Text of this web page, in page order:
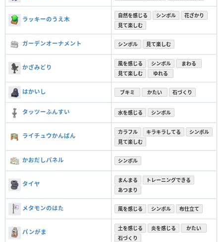
ラッキーのうえ木
自然を感じる シンボル
花ざかり
見て楽しむ
ガーデンオーナメント シンボル 見て楽しむ
かざみどり
風を感じる シンボル
まわる
見て楽しむ
ゆれる
はかいし ブキミ かたい 石づくり
タッツーふんすい 水を感じる シンボル
ライチュウかんばん
カラフル キラキラしてる
シンボル
見て楽しむ
かおだしパネル シンボル
タイヤ
まんまる
トレーニングできる
あつまり
メタモンのはた 風を感じる シンボル 布仕立て
パンがま
土を感じる 炎を感じる
かたい
石づくり